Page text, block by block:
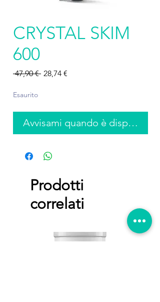
CRYSTAL SKIM
600
47,90 € Prezzo
28,74 €
Esaurito
Avvisami quando è disponibile
Prodotti
correlati